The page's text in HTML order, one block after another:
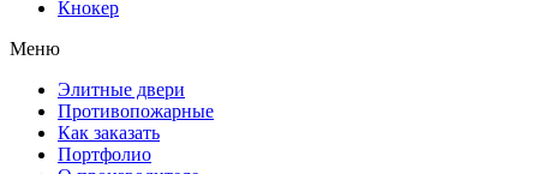
Кнокер
Меню
Элитные двери
Противопожарные
Как заказать
Портфолио